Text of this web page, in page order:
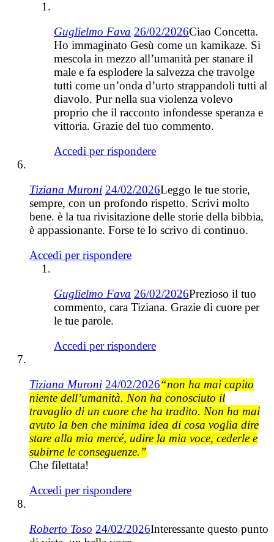
Guglielmo Fava 26/02/2026Ciao Concetta.
Ho immaginato Gesù come un kamikaze. Si
mescola in mezzo all’umanità per stanare il
male e fa esplodere la salvezza che travolge
tutti come un’onda d’urto strappandoli tutti al
diavolo. Pur nella sua violenza volevo
proprio che il racconto infondesse speranza e
vittoria. Grazie del tuo commento.
Accedi per rispondere
Tiziana Muroni 24/02/2026Leggo le tue storie,
sempre, con un profondo rispetto. Scrivi molto
bene. è la tua rivisitazione delle storie della bibbia,
è appassionante. Forse te lo scrivo di continuo.
Accedi per rispondere
Guglielmo Fava 26/02/2026Prezioso il tuo
commento, cara Tiziana. Grazie di cuore per
le tue parole.
Accedi per rispondere
Tiziana Muroni 24/02/2026“non ha mai capito
niente dell’umanità. Non ha conosciuto il
travaglio di un cuore che ha tradito. Non ha mai
avuto la ben che minima idea di cosa voglia dire
stare alla mia mercé, udire la mia voce, cederle e
subirne le conseguenze.”
Che filettata!
Accedi per rispondere
Roberto Toso 24/02/2026Interessante questo punto